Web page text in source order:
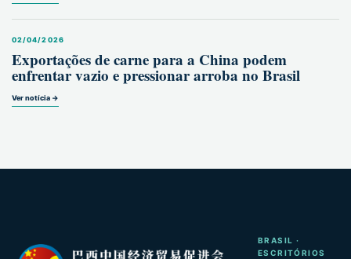
02/04/2026
Exportações de carne para a China podem
enfrentar vazio e pressionar arroba no Brasil
Ver notícia →
BRASIL ·
ESCRITÓRIOS